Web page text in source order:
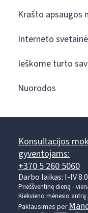
Krašto apsaugos
Interneto
Ieškome turto
Nuorodos
Konsultacijos
gyventojams:
+370 5 260 5060
Darbo laikas: I-IV
Prieššventinę dieną -
Kiekvieno mėnesio antrą
Paklausimas per